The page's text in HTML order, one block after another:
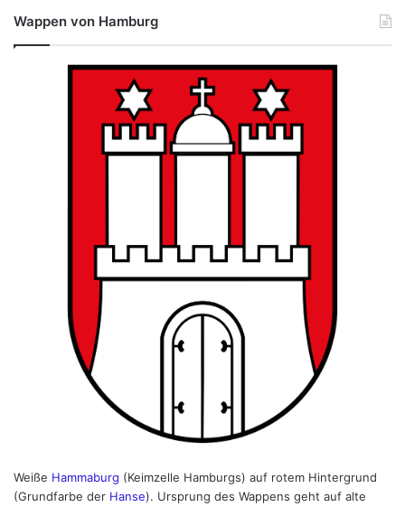
Wappen von Hamburg
Weiße Hammaburg (Keimzelle Hamburgs) auf rotem Hintergrund
(Grundfarbe der Hanse). Ursprung des Wappens geht auf alte